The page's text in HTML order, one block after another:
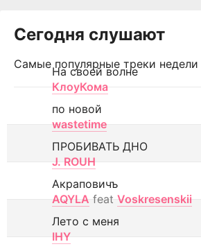
Сегодня слушают
Самые популярные треки недели
На своей волне
КлоуКома
по новой
wastetime
ПРОБИВАТЬ ДНО
J. ROUH
Акраповичъ
AQYLA feat Voskresenskii
Лето с меня
IHY